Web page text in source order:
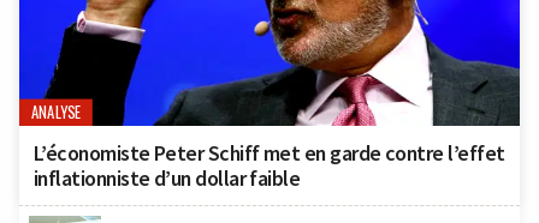
ANALYSE
L’économiste Peter Schiff met en garde contre l’effet
inflationniste d’un dollar faible